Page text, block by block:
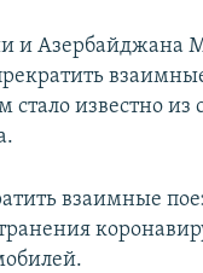
и
стало известно
взаимные